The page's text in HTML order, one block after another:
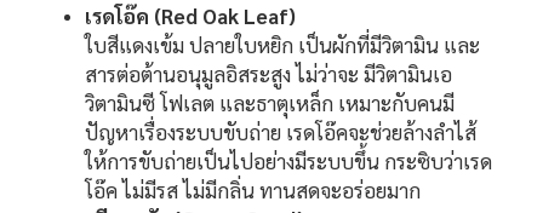
เรดโอ๊ค (Red Oak Leaf)
ใบสีแดงเข้ม ปลายใบหยิก เป็นผักที่มีวิตามิน และ
สารต่อต้านอนุมูลอิสระสูง ไม่ว่าจะ มีวิตามินเอ
วิตามินซี โฟเลต และธาตุเหล็ก เหมาะกับคนมี
ปัญหาเรื่องระบบขับถ่าย เรดโอ๊คจะช่วยล้างลำไส้
ให้การขับถ่ายเป็นไปอย่างมีระบบขึ้น กระซิบว่าเรด
โอ๊ค ไม่มีรส ไม่มีกลิ่น ทานสดจะอร่อยมาก